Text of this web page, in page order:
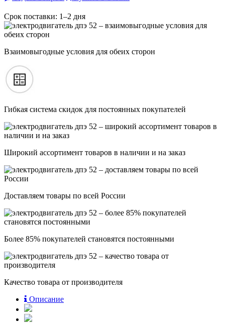
Срок поставки: 1–2 дня
Взаимовыгодные условия для обеих сторон
Гибкая система скидок для постоянных покупателей
Широкий ассортимент товаров в наличии и на заказ
Доставляем товары по всей России
Более 85% покупателей становятся постоянными
Качество товара от производителя
Описание